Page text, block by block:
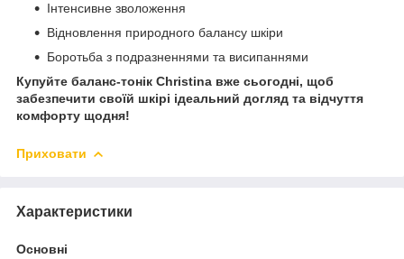
Інтенсивне зволоження
Відновлення природного балансу шкіри
Боротьба з подразненнями та висипаннями
Купуйте баланс-тонік Christina вже сьогодні, щоб
забезпечити своїй шкірі ідеальний догляд та відчуття
комфорту щодня!
Приховати
Характеристики
Основні